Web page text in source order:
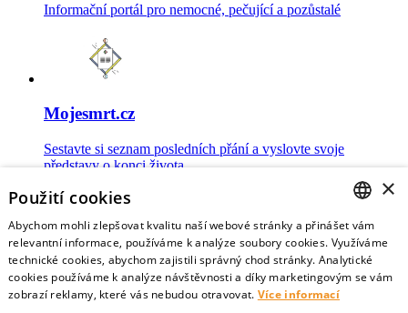
Informační portál pro nemocné, pečující a pozůstalé
Mojesmrt.cz
Sestavte si seznam posledních přání a vyslovte svoje
představy o konci života
Data o umírání
Nejnovější data o postojích veřejnosti a zdravotníků k umírání
CZECH
ENGLISH
×
Použití cookies
Abychom mohli zlepšovat kvalitu naší webové stránky a přinášet vám
relevantní informace, používáme k analýze soubory cookies. Využíváme
technické cookies, abychom zajistili správný chod stránky. Analytické
cookies používáme k analýze návštěvnosti a díky marketingovým se vám
zobrazí reklamy, které vás nebudou otravovat. Více informací